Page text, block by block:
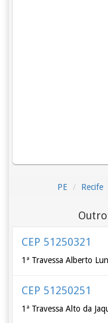
PE Recife
CEP 51250321
1ª Travessa Alberto
CEP 51250251
1ª Travessa Alto da